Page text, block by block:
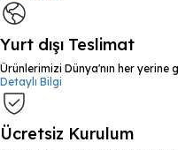
Yurt dışı Teslimat
Ürünlerimizi Dünya'nın her
Detaylı Bilgi
Ücretsiz Kurulum